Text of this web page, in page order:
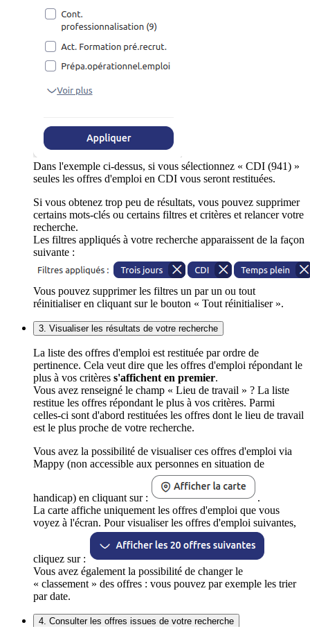
Dans l'exemple ci-dessus, si vous sélectionnez « CDI (941) »
seules les offres d'emploi en CDI vous seront restituées.
Si vous obtenez trop peu de résultats, vous pouvez supprimer
certains mots-clés ou certains filtres et critères et relancer votre
recherche.
Les filtres appliqués à votre recherche apparaissent de la façon
suivante :
Vous pouvez supprimer les filtres un par un ou tout
réinitialiser en cliquant sur le bouton « Tout réinitialiser ».
3. Visualiser les résultats de votre recherche
La liste des offres d'emploi est restituée par ordre de
pertinence. Cela veut dire que les offres d'emploi répondant le
plus à vos critères s'affichent en premier.
Vous avez renseigné le champ « Lieu de travail » ? La liste
restitue les offres répondant le plus à vos critères. Parmi
celles-ci sont d'abord restituées les offres dont le lieu de travail
est le plus proche de votre recherche.
Vous avez la possibilité de visualiser ces offres d'emploi via
Mappy (non accessible aux personnes en situation de
handicap) en cliquant sur :
.
La carte affiche uniquement les offres d'emploi que vous
voyez à l'écran. Pour visualiser les offres d'emploi suivantes,
cliquez sur :
Vous avez également la possibilité de changer le
« classement » des offres : vous pouvez par exemple les trier
par date.
4. Consulter les offres issues de votre recherche